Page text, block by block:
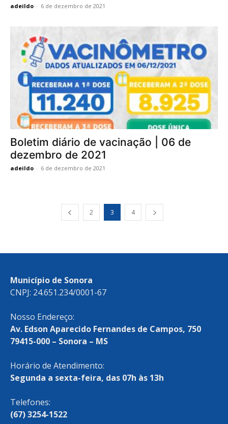
adeildo - 6 de dezembro de 2021
Boletim diário de vacinação | 06 de
dezembro de 2021
adeildo - 6 de dezembro de 2021
2 3 4
Município de Sonora
CNPJ: 24.651.234/0001-67
Nosso Endereço:
Av. Edson Aparecido Fernandes de Campos, 750
79415-000 – Sonora – MS
Horário de Atendimento:
Segunda a sexta-feira, das 07h às 13h
Telefones:
(67) 3254-1522